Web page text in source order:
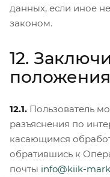
данных, если иное
законом.
12.
положения
12.1. Пользователь
разъяснения по
касающимся
обратившись к
почты info@kiik-